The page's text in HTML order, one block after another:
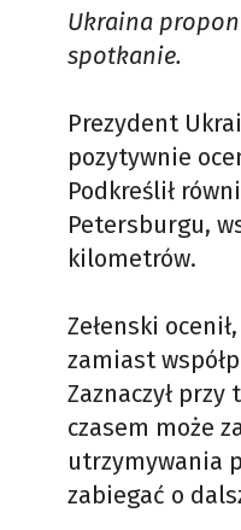
Ukraina
spotkanie.
Prezydent
pozytywnie
Podkreślił
Petersburgu,
kilometrów.
Zełenski
zamiast
Zaznaczył
czasem może
utrzymywania
zabiegać o